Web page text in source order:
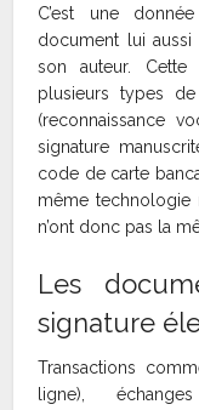
C’est une
document lui aussi
son auteur.
plusieurs types
(reconnaissance
signature
code de carte
même technologie
n’ont donc pas la
Les
signature
Transactions
ligne),